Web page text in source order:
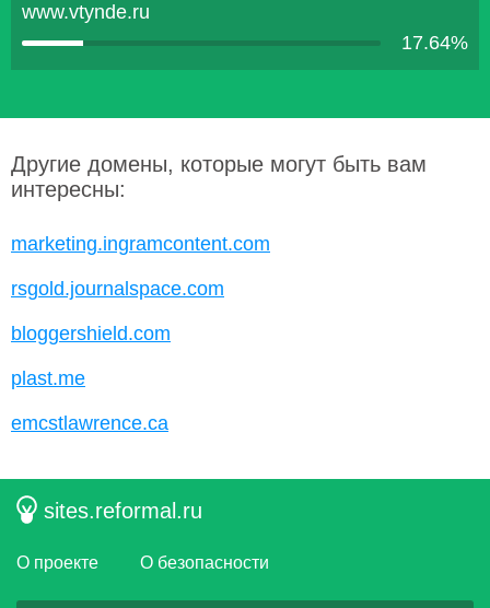
www.vtynde.ru
17.64%
Другие домены, которые могут быть вам
интересны:
marketing.ingramcontent.com
rsgold.journalspace.com
bloggershield.com
plast.me
emcstlawrence.ca
sites.reformal.ru
О проекте О безопасности